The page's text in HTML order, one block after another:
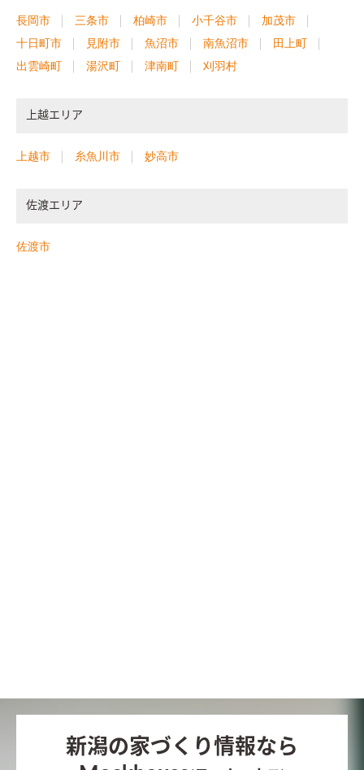
長岡市 三条市 柏崎市 小千谷市
加茂市
十日町市
見附市 魚沼市 南魚沼市
田上町
出雲崎町
湯沢町 津南町 刈羽村
上越エリア
上越市 糸魚川市 妙高市
佐渡エリア
佐渡市
新潟の家づくり情報なら